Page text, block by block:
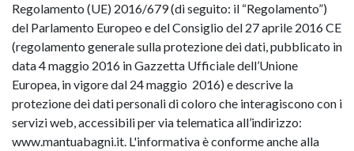
Regolamento (UE) 2016/679 (di seguito: il “Regolamento”)
del Parlamento Europeo e del Consiglio del 27 aprile 2016 CE
(regolamento generale sulla protezione dei dati, pubblicato in
data 4 maggio 2016 in Gazzetta Ufficiale dell’Unione
Europea, in vigore dal 24 maggio 2016) e descrive la
protezione dei dati personali di coloro che interagiscono con i
servizi web, accessibili per via telematica all’indirizzo:
www.mantuabagni.it. L'informativa è conforme anche alla